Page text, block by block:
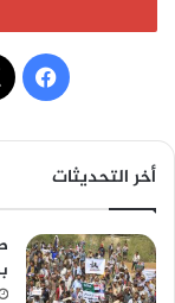
أخر التحديثات